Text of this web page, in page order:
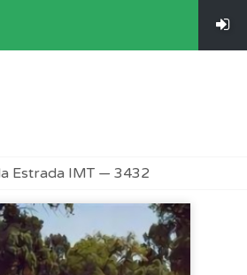
Estrada IMT — 3432